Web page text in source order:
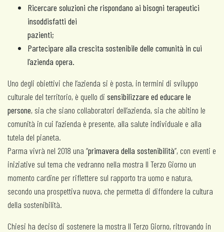
Ricercare soluzioni che rispondano ai bisogni terapeutici
insoddisfatti dei
pazienti;
Partecipare alla crescita sostenibile delle comunità in cui
l’azienda opera.
Uno degli obiettivi che l’azienda si è posta, in termini di sviluppo
culturale del territorio, è quello di sensibilizzare ed educare le
persone, sia che siano collaboratori dell’azienda, sia che abitino le
comunità in cui l’azienda è presente, alla salute individuale e alla
tutela del pianeta.
Parma vivrà nel 2018 una “primavera della sostenibilità”, con eventi e
iniziative sul tema che vedranno nella mostra Il Terzo Giorno un
momento cardine per riflettere sul rapporto tra uomo e natura,
secondo una prospettiva nuova, che permetta di diffondere la cultura
della sostenibilità.
Chiesi ha deciso di sostenere la mostra Il Terzo Giorno, ritrovando in